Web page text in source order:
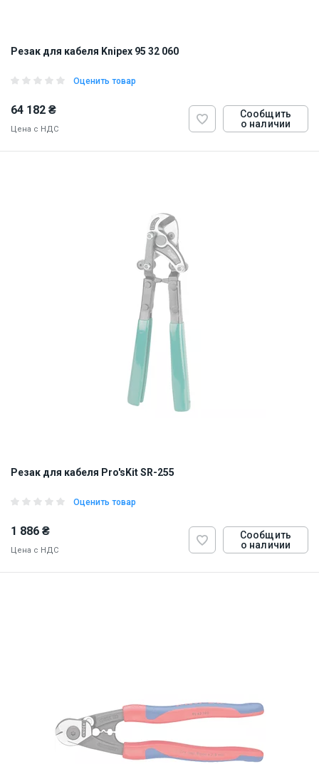
Резак для кабеля Knipex 95 32 060
Оценить товар
64 182 ₴
Цена с НДС
Сообщить
о наличии
Резак для кабеля Pro'sKit SR-255
Оценить товар
1 886 ₴
Цена с НДС
Сообщить
о наличии